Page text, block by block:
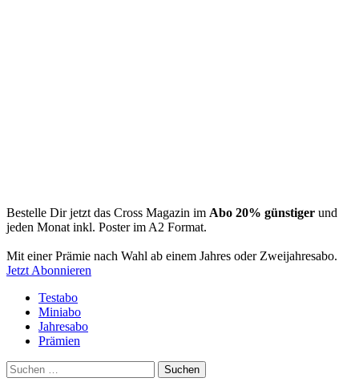
Bestelle Dir jetzt das Cross Magazin im Abo 20% günstiger und
jeden Monat inkl. Poster im A2 Format.
Mit einer Prämie nach Wahl ab einem Jahres oder Zweijahresabo.
Jetzt Abonnieren
Testabo
Miniabo
Jahresabo
Prämien
Suchen
nach: